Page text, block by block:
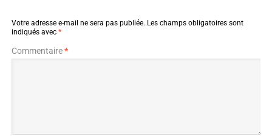
Votre adresse e-mail ne sera pas publiée. Les champs obligatoires sont
indiqués avec *
Commentaire*